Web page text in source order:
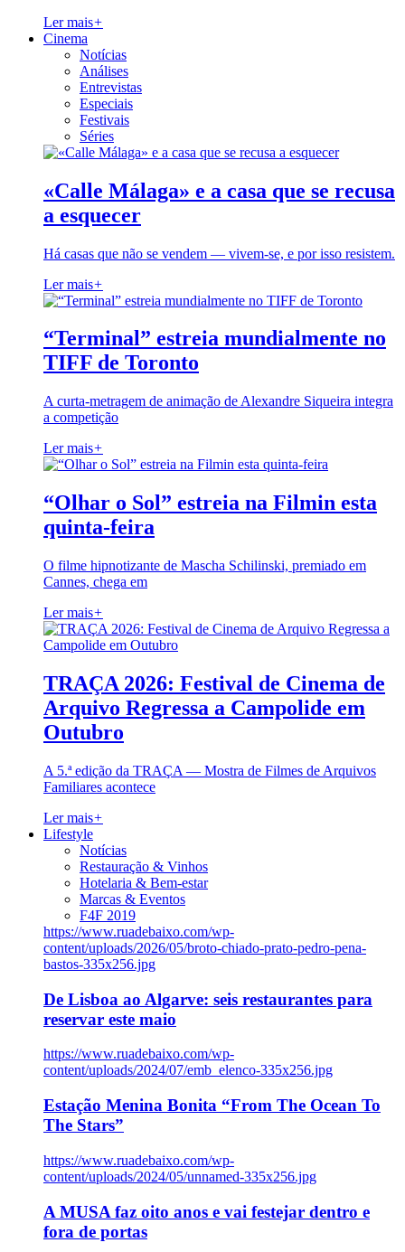
Ler mais+
Cinema
Notícias
Análises
Entrevistas
Especiais
Festivais
Séries
«Calle Málaga» e a casa que se recusa
a esquecer
Há casas que não se vendem — vivem-se, e por isso resistem.
Ler mais+
“Terminal” estreia mundialmente no
TIFF de Toronto
A curta-metragem de animação de Alexandre Siqueira integra
a competição
Ler mais+
“Olhar o Sol” estreia na Filmin esta
quinta-feira
O filme hipnotizante de Mascha Schilinski, premiado em
Cannes, chega em
Ler mais+
TRAÇA 2026: Festival de Cinema de
Arquivo Regressa a Campolide em
Outubro
A 5.ª edição da TRAÇA — Mostra de Filmes de Arquivos
Familiares acontece
Ler mais+
Lifestyle
Notícias
Restauração & Vinhos
Hotelaria & Bem-estar
Marcas & Eventos
F4F 2019
https://www.ruadebaixo.com/wp-
content/uploads/2026/05/broto-chiado-prato-pedro-pena-
bastos-335x256.jpg
De Lisboa ao Algarve: seis restaurantes para
reservar este maio
https://www.ruadebaixo.com/wp-
content/uploads/2024/07/emb_elenco-335x256.jpg
Estação Menina Bonita “From The Ocean To
The Stars”
https://www.ruadebaixo.com/wp-
content/uploads/2024/05/unnamed-335x256.jpg
A MUSA faz oito anos e vai festejar dentro e
fora de portas